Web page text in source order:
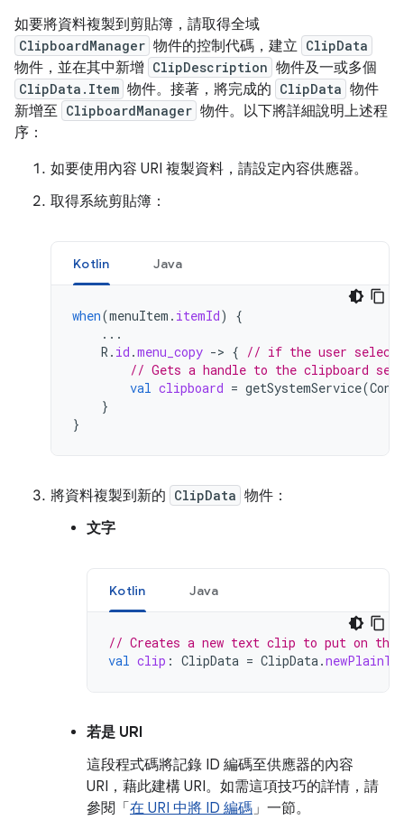
如要將資料複製到剪貼簿，請取得全域
ClipboardManager 物件的控制代碼，建立 ClipData
物件，並在其中新增 ClipDescription 物件及一或多個
ClipData.Item 物件。接著，將完成的 ClipData 物件
新增至 ClipboardManager 物件。以下將詳細說明上述程
序：
如要使用內容 URI 複製資料，請設定內容供應器。
取得系統剪貼簿：
Kotlin Java
when(menuItem . itemId)
{
...
R . id .menu_copy -> { // if the user selects
// Gets a handle to the clipboard
val clipboard = getSystemService(
}
}
將資料複製到新的 ClipData 物件：
文字
Kotlin Java
// Creates a new text clip to put on the
val clip : ClipData = ClipData.
若是 URI
這段程式碼將記錄 ID 編碼至供應器的內容
URI，藉此建構 URI。如需這項技巧的詳情，請
參閱「 在 URI 中將 ID 編碼」一節。